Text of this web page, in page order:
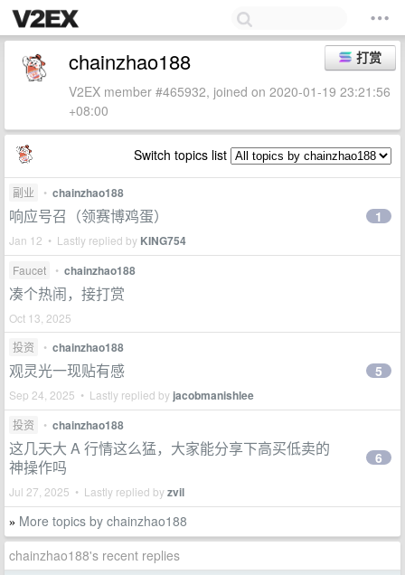
打赏
chainzhao188
V2EX member #465932, joined on 2020-01-19 23:21:56
+08:00
Switch topics list
副业 • chainzhao188
响应号召（领赛博鸡蛋）
Jan 12 • Lastly replied by KING754
1
Faucet • chainzhao188
凑个热闹，接打赏
Oct 13, 2025
投资
• chainzhao188
观灵光一现贴有感
Sep 24, 2025 • Lastly replied by jacobmanishlee
5
投资 • chainzhao188
这几天大 A 行情这么猛，大家能分享下高买低卖的
神操作吗
Jul 27, 2025 • Lastly replied byzvil
6
» More topics by chainzhao188
chainzhao188's recent replies